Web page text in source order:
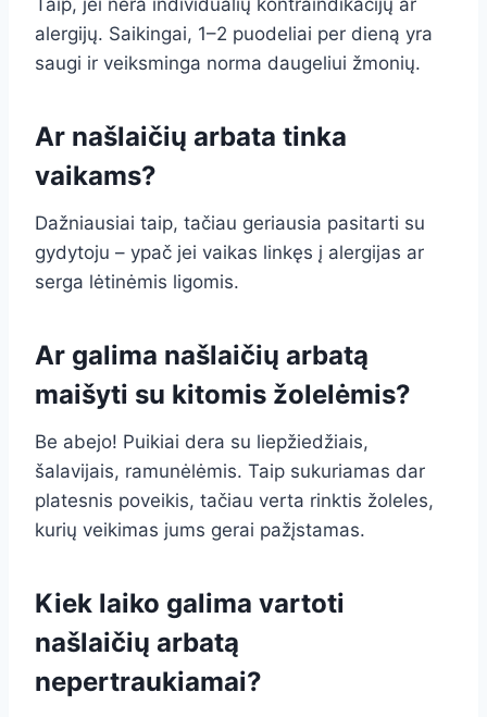
Taip, jei nėra individualių kontraindikacijų ar
alergijų. Saikingai, 1–2 puodeliai per dieną yra
saugi ir veiksminga norma daugeliui žmonių.
Ar našlaičių arbata tinka
vaikams?
Dažniausiai taip, tačiau geriausia pasitarti su
gydytoju – ypač jei vaikas linkęs į alergijas ar
serga lėtinėmis ligomis.
Ar galima našlaičių arbatą
maišyti su kitomis žolelėmis?
Be abejo! Puikiai dera su liepžiedžiais,
šalavijais, ramunėlėmis. Taip sukuriamas dar
platesnis poveikis, tačiau verta rinktis žoleles,
kurių veikimas jums gerai pažįstamas.
Kiek laiko galima vartoti
našlaičių arbatą
nepertraukiamai?